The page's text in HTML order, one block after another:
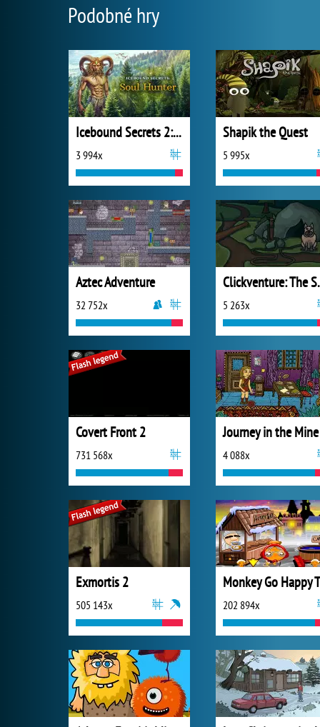
Podobné hry
Icebound Secrets 2: Soul Hunter
3 994x
Shapik the Quest
5 995x
Aztec Adventure
32 752x 5 263x
Covert Front 2
731 568x
Journey in the Mine
4 088x
Exmortis 2
505 143x 202 894x